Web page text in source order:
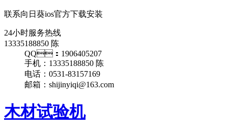
联系向日葵ios官方下载安装
24小时服务热线
13335188850 陈
QQ：1906405207
手机：13335188850 陈
电话：0531-83157169
邮箱：shijinyiqi@163.com
木材试验机